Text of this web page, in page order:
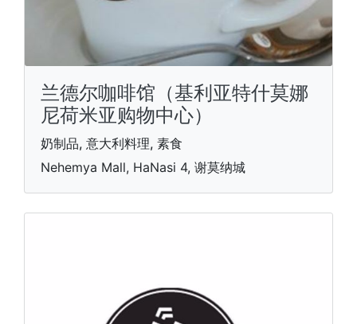
兰德尔咖啡馆（基利亚特什莫娜
尼荷米亚购物中心）
奶制品, 意大利料理, 素食
Nehemya Mall, HaNasi 4, 谢莫纳城